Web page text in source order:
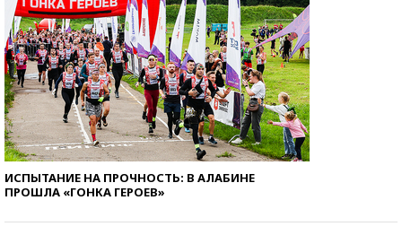
ИСПЫТАНИЕ НА ПРОЧНОСТЬ: В АЛАБИНЕ
ПРОШЛА «ГОНКА ГЕРОЕВ»